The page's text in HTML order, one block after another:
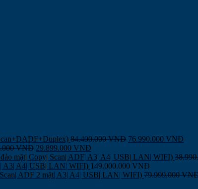
84.490.000VNĐ 76.990.000 VNĐ
VNĐ 29.899.000 VNĐ
mặt| Copy| Scan| ADF| A3| A4| USB| LAN| WIFI)
A3| A4| USB| LAN| WIFI) 149.000.000 VNĐ
ADF 2 mặt| A3| A4| USB| LAN| WIFI) 79.999.000